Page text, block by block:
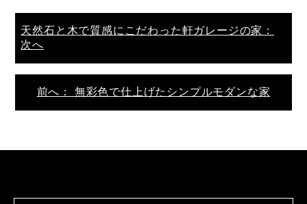
天然石と木で質感にこだわった軒ガレージの家：
次へ
前へ： 無彩色で仕上げたシンプルモダンな家